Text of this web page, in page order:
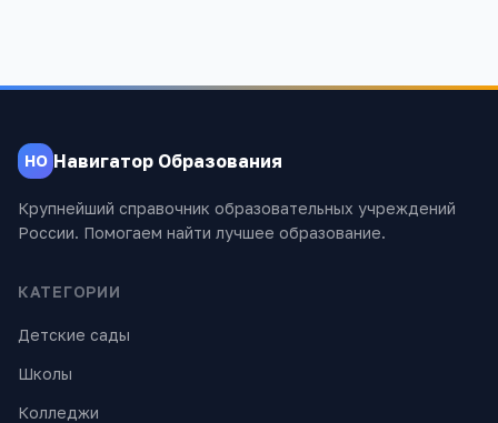
НО Навигатор Образования
Крупнейший справочник образовательных учреждений
России. Помогаем найти лучшее образование.
КАТЕГОРИИ
Детские сады
Школы
Колледжи